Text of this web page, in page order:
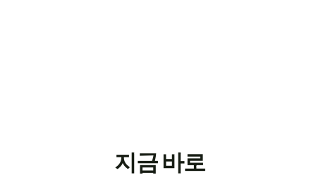
지금 바로